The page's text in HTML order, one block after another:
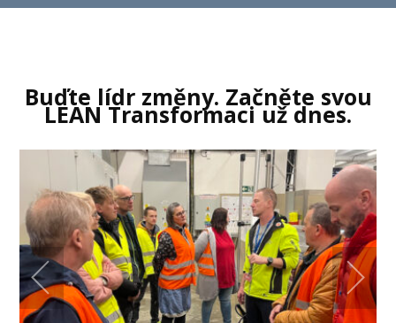
Buďte lídr změny. Začněte svou
LEAN Transformaci už dnes.